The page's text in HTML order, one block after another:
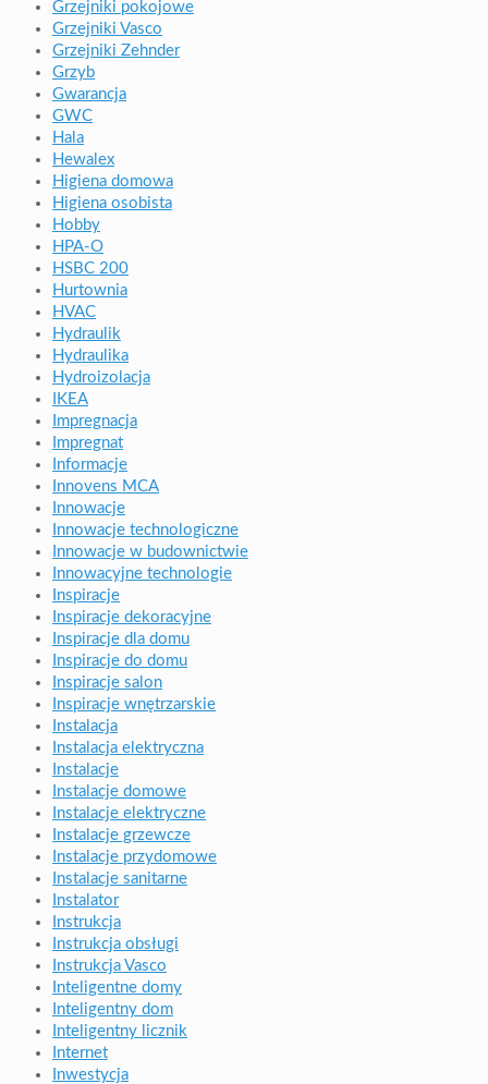
Grzejniki pokojowe
Grzejniki Vasco
Grzejniki Zehnder
Grzyb
Gwarancja
GWC
Hala
Hewalex
Higiena domowa
Higiena osobista
Hobby
HPA-O
HSBC 200
Hurtownia
HVAC
Hydraulik
Hydraulika
Hydroizolacja
IKEA
Impregnacja
Impregnat
Informacje
Innovens MCA
Innowacje
Innowacje technologiczne
Innowacje w budownictwie
Innowacyjne technologie
Inspiracje
Inspiracje dekoracyjne
Inspiracje dla domu
Inspiracje do domu
Inspiracje salon
Inspiracje wnętrzarskie
Instalacja
Instalacja elektryczna
Instalacje
Instalacje domowe
Instalacje elektryczne
Instalacje grzewcze
Instalacje przydomowe
Instalacje sanitarne
Instalator
Instrukcja
Instrukcja obsługi
Instrukcja Vasco
Inteligentne domy
Inteligentny dom
Inteligentny licznik
Internet
Inwestycja